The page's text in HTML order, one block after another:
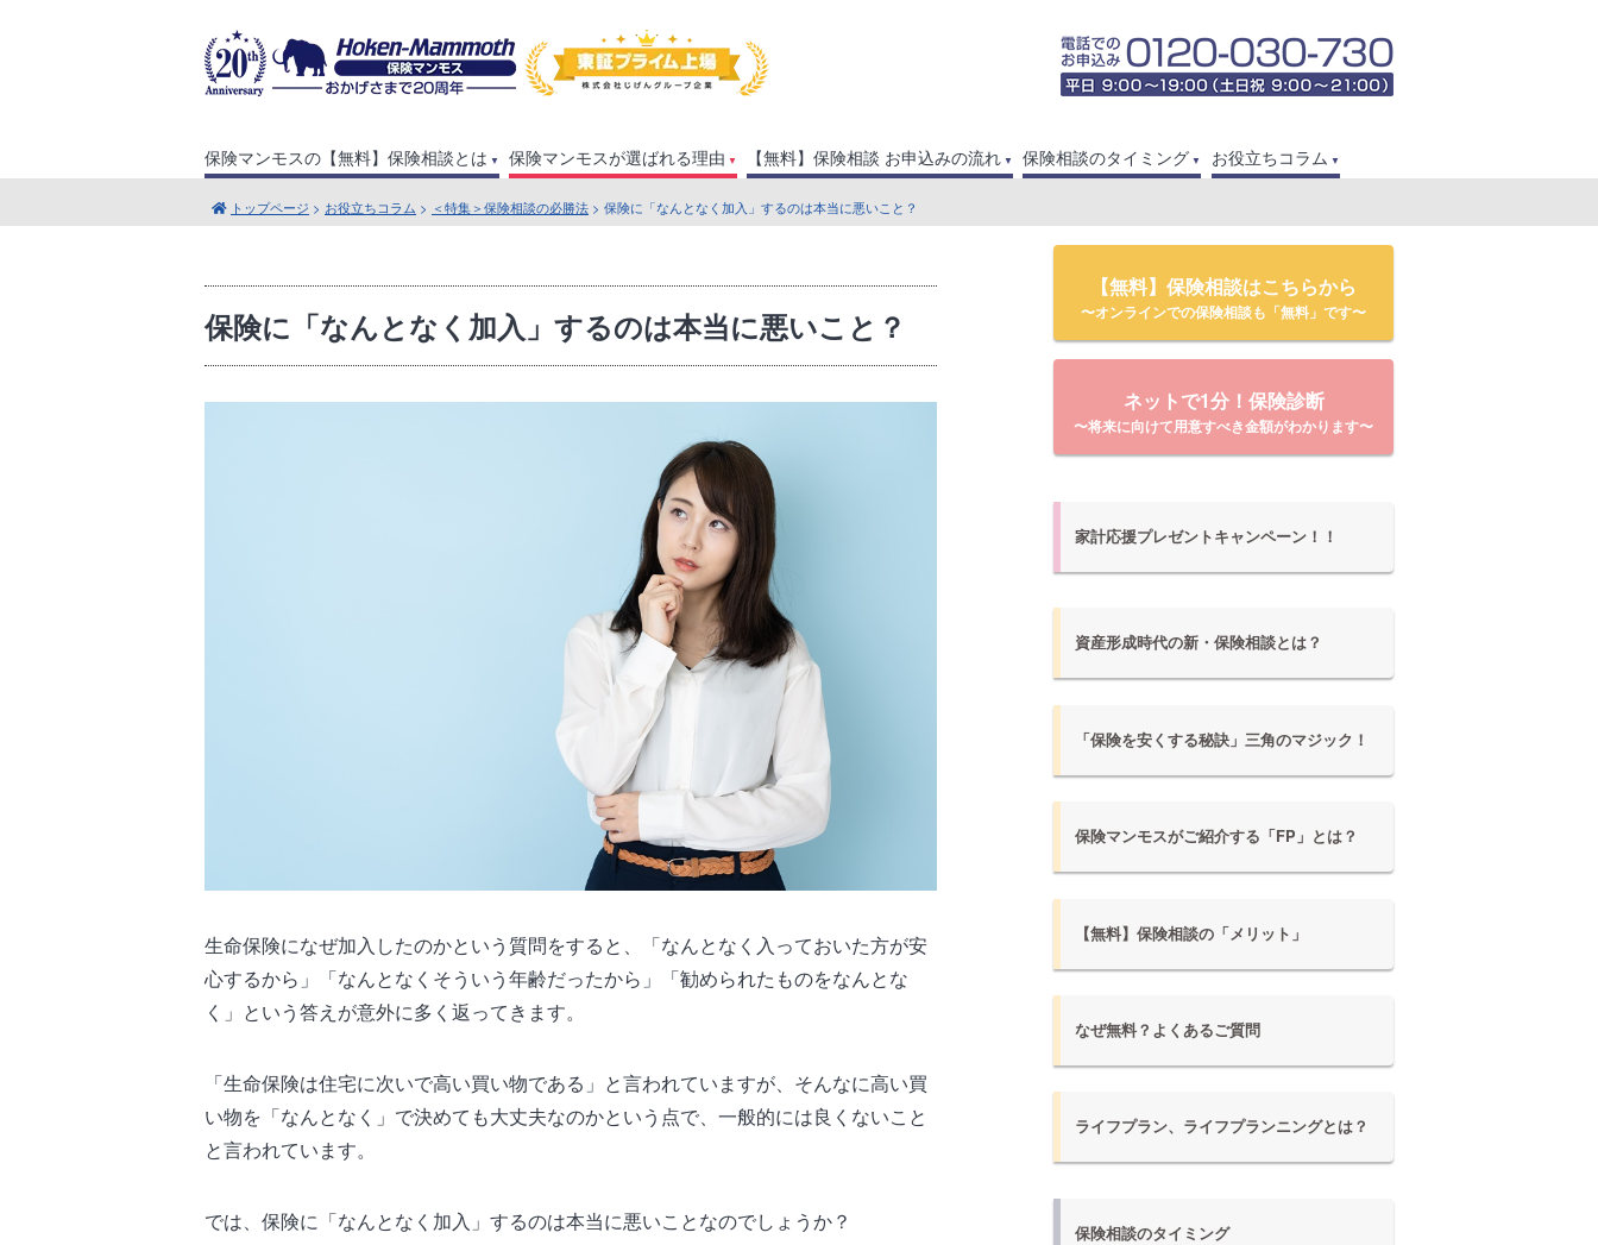
保険マンモスの【無料】保険相談とは 保険マンモスが選ばれる理由 【無料】保険相談 お申込みの流れ 保険相談のタイミング お役立ちコラム
トップページ > お役立ちコラム > ＜特集＞保険相談の必勝法 > 保険に「なんとなく加入」するのは本当に悪いこと？
保険に「なんとなく加入」するのは本当に悪いこと？
生命保険になぜ加入したのかという質問をすると、「なんとなく入っておいた方が安
心するから」「なんとなくそういう年齢だったから」「勧められたものをなんとな
く」という答えが意外に多く返ってきます。
「生命保険は住宅に次いで高い買い物である」と言われていますが、そんなに高い買
い物を「なんとなく」で決めても大丈夫なのかという点で、一般的には良くないこと
と言われています。
では、保険に「なんとなく加入」するのは本当に悪いことなのでしょうか？
【無料】保険相談はこちらから
〜オンラインでの保険相談も「無料」です〜
ネットで1分！保険診断
〜将来に向けて用意すべき金額がわかります〜
家計応援プレゼントキャンペーン！！
資産形成時代の新・保険相談とは？
「保険を安くする秘訣」三角のマジック！
保険マンモスがご紹介する「FP」とは？
【無料】保険相談の「メリット」
なぜ無料？よくあるご質問
ライフプラン、ライフプランニングとは？
保険相談のタイミング